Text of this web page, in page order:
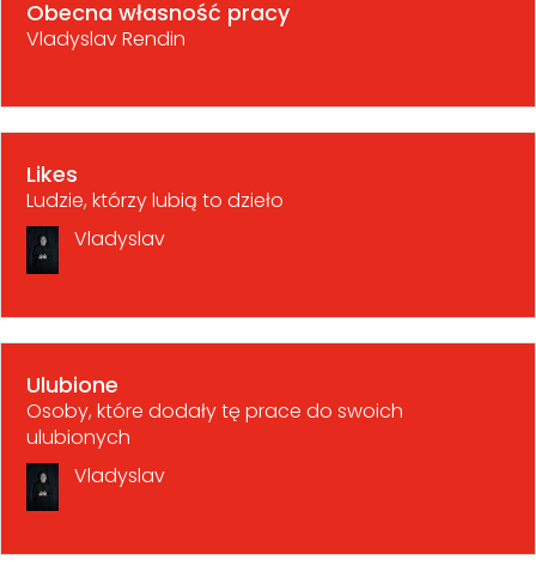
Obecna własność pracy
Vladyslav Rendin
Likes
Ludzie, którzy lubią to dzieło
Vladyslav
Ulubione
Osoby, które dodały tę prace do swoich
ulubionych
Vladyslav